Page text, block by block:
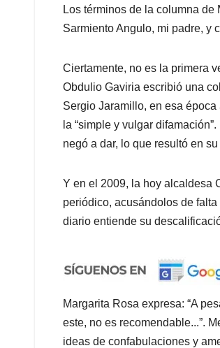
Los términos de la columna
Sarmiento Angulo, mi padre, y
Ciertamente, no es la primera
Obdulio Gaviria escribió una
Sergio Jaramillo, en esa
la “simple y vulgar
negó a dar, lo que resultó en
Y en el 2009, la hoy alcaldesa
periódico, acusándolos de
diario entiende su
Margarita Rosa expresa: “A
este, no es recomendable...”.
ideas de confabulaciones y